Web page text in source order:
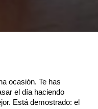
ocasión. Te has
el día haciendo
Está demostrado: el